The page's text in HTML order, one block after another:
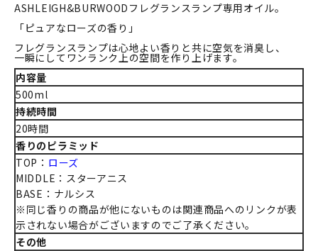
ASHLEIGH&BURWOODフレグランスランプ専用オイル。
「ピュアなローズの香り」
フレグランスランプは心地よい香りと共に空気を消臭し、
一瞬にしてワンランク上の空間を作り上げます。
内容量
500ml
持続時間
20時間
香りのピラミッド
TOP： ローズ
MIDDLE：スターアニス
BASE：ナルシス
※同じ香りの商品が他にないものは関連商品へのリンクが表
示されない場合がございますのでご了承ください。
その他